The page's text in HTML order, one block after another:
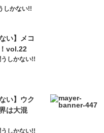
しかない!!
い】メコ
vol.22
しかない!!
い】ウク
は大混
しかない!!